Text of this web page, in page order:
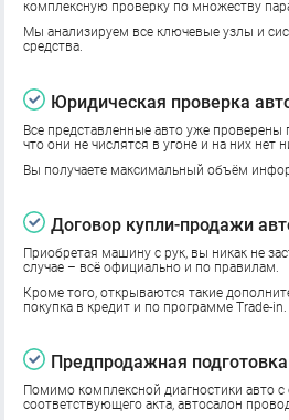
комплексную проверку по множеству
Мы анализируем все ключевые узлы и
средства.
Юридическая проверка
Все представленные авто уже проверены
что они не числятся в угоне и на них нет
Вы получаете максимальный объём
Договор купли-продажи
Приобретая машину с рук, вы никак не
случае – всё официально и по правилам.
Кроме того, открываются такие
покупка в кредит и по программе Trade-in.
Предпродажная
Помимо комплексной диагностики авто с
соответствующего акта, автосалон